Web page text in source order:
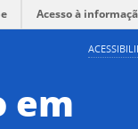
Acesso à
em